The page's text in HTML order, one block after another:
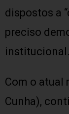
dispostos a
preciso
institucional.
Com o atual
Cunha),